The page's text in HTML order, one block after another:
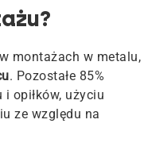
montażach w metalu,
. Pozostałe 85%
opiłków, użyciu
ze względu na